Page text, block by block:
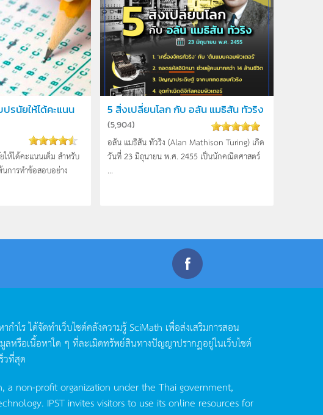
รนัยให้ได้คะแนน
ห้ได้คะแนนเต็ม สำหรับ
การทำข้อสอบอย่าง
5 สิ่งเปลี่ยนโลก กับ อลัน แมธิสัน ทัวริง
(5,904)
อลัน แมธิสัน ทัวริง (Alan Mathison Turing) เกิด
วันที่ 23 มิถุนายน พ.ศ. 2455 เป็นนักคณิตศาสตร์
...
กำไรได้จัดทำเว็บไซต์คลังความรู้SciMath เพื่อส่งเสริมการสอน
หรือเนื้อหาใด ๆ ที่ละเมิดทรัพย์สินทางปัญญาปรากฏอยู่ในเว็บไซต์
วที่สุด
a non-profit organization under the Thai government,
IPST invites visitors to use its online resources for